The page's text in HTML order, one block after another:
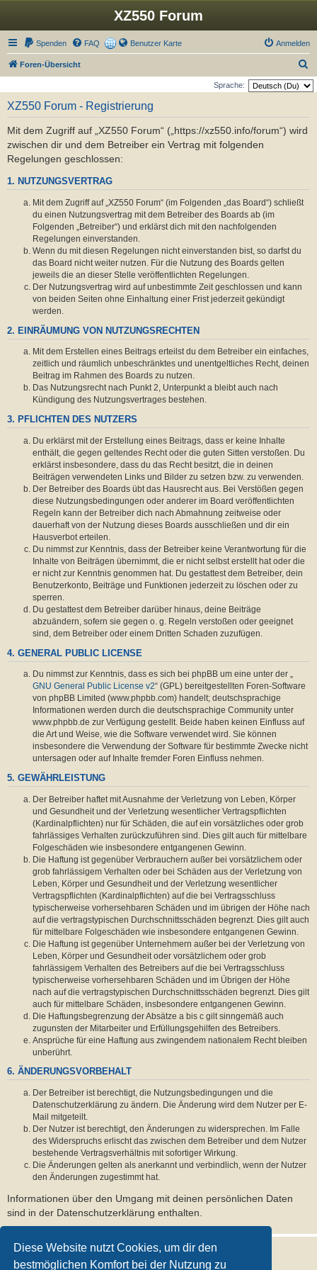
Diese Website nutzt Cookies, um dir den
bestmöglichen Komfort bei der Nutzung zu
XZ550 Forum
Spenden FAQ Benutzer Karte Anmelden
Foren-Übersicht
u
Sprache:
XZ550 Forum - Registrierung
Mit dem Zugriff auf „XZ550 Forum“ („https://xz550.info/forum“) wird
zwischen dir und dem Betreiber ein Vertrag mit folgenden
Regelungen geschlossen:
1. NUTZUNGSVERTRAG
Mit dem Zugriff auf „XZ550 Forum“ (im Folgenden „das Board“) schließt
du einen Nutzungsvertrag mit dem Betreiber des Boards ab (im
Folgenden „Betreiber“) und erklärst dich mit den nachfolgenden
Regelungen einverstanden.
Wenn du mit diesen Regelungen nicht einverstanden bist, so darfst du
das Board nicht weiter nutzen. Für die Nutzung des Boards gelten
jeweils die an dieser Stelle veröffentlichten Regelungen.
Der Nutzungsvertrag wird auf unbestimmte Zeit geschlossen und kann
von beiden Seiten ohne Einhaltung einer Frist jederzeit gekündigt
werden.
2. EINRÄUMUNG VON NUTZUNGSRECHTEN
Mit dem Erstellen eines Beitrags erteilst du dem Betreiber ein einfaches,
zeitlich und räumlich unbeschränktes und unentgeltliches Recht, deinen
Beitrag im Rahmen des Boards zu nutzen.
Das Nutzungsrecht nach Punkt 2, Unterpunkt a bleibt auch nach
Kündigung des Nutzungsvertrages bestehen.
3. PFLICHTEN DES NUTZERS
Du erklärst mit der Erstellung eines Beitrags, dass er keine Inhalte
enthält, die gegen geltendes Recht oder die guten Sitten verstoßen. Du
erklärst insbesondere, dass du das Recht besitzt, die in deinen
Beiträgen verwendeten Links und Bilder zu setzen bzw. zu verwenden.
Der Betreiber des Boards übt das Hausrecht aus. Bei Verstößen gegen
diese Nutzungsbedingungen oder anderer im Board veröffentlichten
Regeln kann der Betreiber dich nach Abmahnung zeitweise oder
dauerhaft von der Nutzung dieses Boards ausschließen und dir ein
Hausverbot erteilen.
Du nimmst zur Kenntnis, dass der Betreiber keine Verantwortung für die
Inhalte von Beiträgen übernimmt, die er nicht selbst erstellt hat oder die
er nicht zur Kenntnis genommen hat. Du gestattest dem Betreiber, dein
Benutzerkonto, Beiträge und Funktionen jederzeit zu löschen oder zu
sperren.
Du gestattest dem Betreiber darüber hinaus, deine Beiträge
abzuändern, sofern sie gegen o. g. Regeln verstoßen oder geeignet
sind, dem Betreiber oder einem Dritten Schaden zuzufügen.
4. GENERAL PUBLIC LICENSE
Du nimmst zur Kenntnis, dass es sich bei phpBB um eine unter der „
GNU General Public License v2“ (GPL) bereitgestellten Foren-Software
von phpBB Limited (www.phpbb.com) handelt; deutschsprachige
Informationen werden durch die deutschsprachige Community unter
www.phpbb.de zur Verfügung gestellt. Beide haben keinen Einfluss auf
die Art und Weise, wie die Software verwendet wird. Sie können
insbesondere die Verwendung der Software für bestimmte Zwecke nicht
untersagen oder auf Inhalte fremder Foren Einfluss nehmen.
5. GEWÄHRLEISTUNG
Der Betreiber haftet mit Ausnahme der Verletzung von Leben, Körper
und Gesundheit und der Verletzung wesentlicher Vertragspflichten
(Kardinalpflichten) nur für Schäden, die auf ein vorsätzliches oder grob
fahrlässiges Verhalten zurückzuführen sind. Dies gilt auch für mittelbare
Folgeschäden wie insbesondere entgangenen Gewinn.
Die Haftung ist gegenüber Verbrauchern außer bei vorsätzlichem oder
grob fahrlässigem Verhalten oder bei Schäden aus der Verletzung von
Leben, Körper und Gesundheit und der Verletzung wesentlicher
Vertragspflichten (Kardinalpflichten) auf die bei Vertragsschluss
typischerweise vorhersehbaren Schäden und im übrigen der Höhe nach
auf die vertragstypischen Durchschnittsschäden begrenzt. Dies gilt auch
für mittelbare Folgeschäden wie insbesondere entgangenen Gewinn.
Die Haftung ist gegenüber Unternehmern außer bei der Verletzung von
Leben, Körper und Gesundheit oder vorsätzlichem oder grob
fahrlässigem Verhalten des Betreibers auf die bei Vertragsschluss
typischerweise vorhersehbaren Schäden und im Übrigen der Höhe
nach auf die vertragstypischen Durchschnittsschäden begrenzt. Dies gilt
auch für mittelbare Schäden, insbesondere entgangenen Gewinn.
Die Haftungsbegrenzung der Absätze a bis c gilt sinngemäß auch
zugunsten der Mitarbeiter und Erfüllungsgehilfen des Betreibers.
Ansprüche für eine Haftung aus zwingendem nationalem Recht bleiben
unberührt.
6. ÄNDERUNGSVORBEHALT
Der Betreiber ist berechtigt, die Nutzungsbedingungen und die
Datenschutzerklärung zu ändern. Die Änderung wird dem Nutzer per E-
Mail mitgeteilt.
Der Nutzer ist berechtigt, den Änderungen zu widersprechen. Im Falle
des Widerspruchs erlischt das zwischen dem Betreiber und dem Nutzer
bestehende Vertragsverhältnis mit sofortiger Wirkung.
Die Änderungen gelten als anerkannt und verbindlich, wenn der Nutzer
den Änderungen zugestimmt hat.
Informationen über den Umgang mit deinen persönlichen Daten
sind in der Datenschutzerklärung enthalten.